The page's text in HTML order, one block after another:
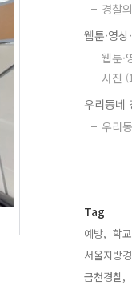
경찰
웹툰·영상
웹툰·
사진
우리동네
우리
Tag
예방, 학
서울지방
금천경찰,